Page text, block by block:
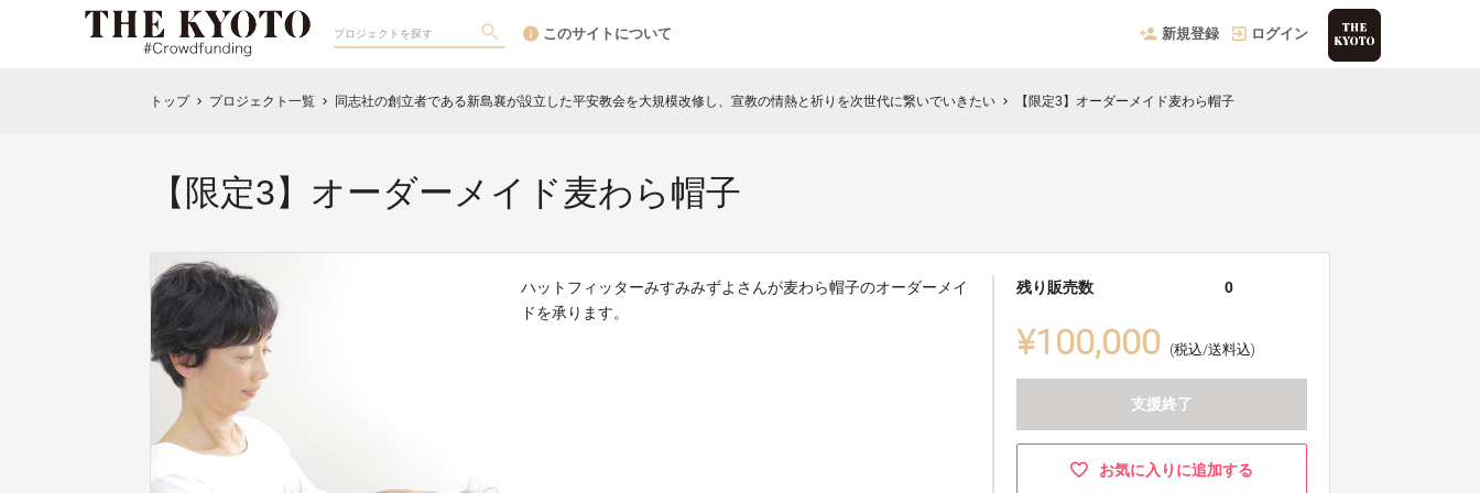
このサイトについて 新規登録 ログイン
トップ chevron_right プロジェクト一覧 chevron_right 同志社の創立者である新島襄が設立した平安教会を大規模改修し、宣教の情熱と祈りを次世代に繋いでいきたい chevron_right 【限定3】オーダーメイド麦わら帽子
【限定3】オーダーメイド麦わら帽子
ハットフィッターみすみみずよさんが麦わら帽子のオーダーメイ
ドを承ります。
残り販売数 0
¥100,000 (税込/送料込)
支援終了
お気に入りに追加する